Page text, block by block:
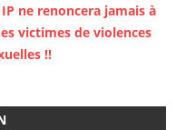
ne renoncera jamais à
victimes de violences
!!